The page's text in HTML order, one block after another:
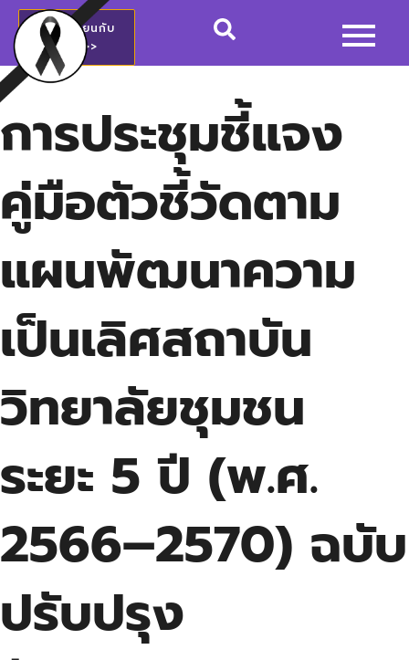
สมัครเรียนกับ
วชช.>>
การประชุมชี้แจง
คู่มือตัวชี้วัดตาม
แผนพัฒนาความ
เป็นเลิศสถาบัน
วิทยาลัยชุมชน
ระยะ 5 ปี (พ.ศ.
2566–2570) ฉบับ
ปรับปรุง